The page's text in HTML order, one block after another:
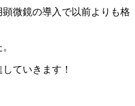
微鏡の導入で以前よりも格
ていきます！